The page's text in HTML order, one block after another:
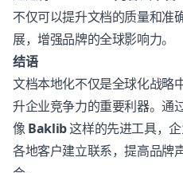
不仅可以提升文档的质量和准
展，增强品牌的全球影响力。
结语
文档本地化不仅是全球化战略
升企业竞争力的重要利器。通
像 Baklib这样的先进工具，
各地客户建立联系，提高品牌